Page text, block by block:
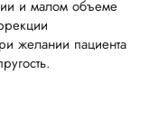
и малом объеме
желании пациента